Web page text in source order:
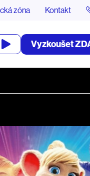
zóna Kontakt
Vyzkoušet